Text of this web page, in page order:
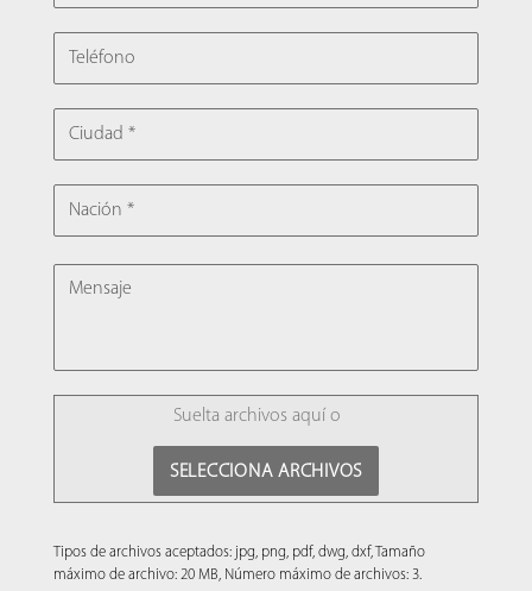
TELÉFONO
CIUDAD
NACIÓN
MENSAJE
FILE
Suelta archivos aquí o
SELECCIONA ARCHIVOS
Tipos de archivos aceptados: jpg, png, pdf, dwg, dxf, Tamaño
máximo de archivo: 20 MB, Número máximo de archivos: 3.